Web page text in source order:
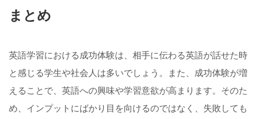
まとめ
英語学習における成功体験は、相手に伝わる英語が話せた時
と感じる学生や社会人は多いでしょう。また、成功体験が増
えることで、英語への興味や学習意欲が高まります。そのた
め、インプットにばかり目を向けるのではなく、失敗しても